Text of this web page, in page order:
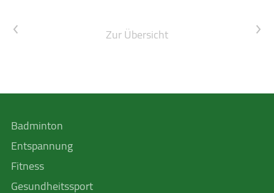
Vorheriger Artikel Zur Übersicht Nächster Artikel
Badminton
Entspannung
Fitness
Gesundheitssport